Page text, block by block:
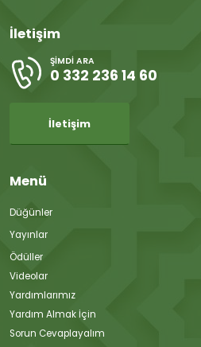
İletişim
ŞIMDI ARA
0 332 236 14 60
İletişim
Menü
Düğünler
Yayınlar
Ödüller
Videolar
Yardımlarımız
Yardım Almak İçin
Sorun Cevaplayalım